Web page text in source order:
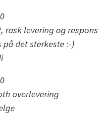
rask levering og respons
det sterkeste :-)
overlevering